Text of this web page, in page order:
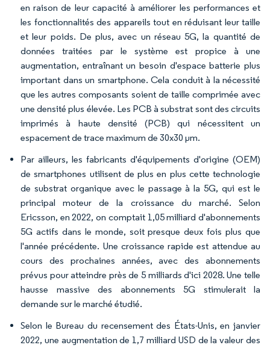
en raison de leur capacité à améliorer les performances et
les fonctionnalités des appareils tout en réduisant leur taille
et leur poids. De plus, avec un réseau 5G, la quantité de
données traitées par le système est propice à une
augmentation, entraînant un besoin d'espace batterie plus
important dans un smartphone. Cela conduit à la nécessité
que les autres composants soient de taille comprimée avec
une densité plus élevée. Les PCB à substrat sont des circuits
imprimés à haute densité (PCB) qui nécessitent un
espacement de trace maximum de 30x30 μm.
Par ailleurs, les fabricants d'équipements d'origine (OEM)
de smartphones utilisent de plus en plus cette technologie
de substrat organique avec le passage à la 5G, qui est le
principal moteur de la croissance du marché. Selon
Ericsson, en 2022, on comptait 1,05 milliard d'abonnements
5G actifs dans le monde, soit presque deux fois plus que
l'année précédente. Une croissance rapide est attendue au
cours des prochaines années, avec des abonnements
prévus pour atteindre près de 5 milliards d'ici 2028. Une telle
hausse massive des abonnements 5G stimulerait la
demande sur le marché étudié.
Selon le Bureau du recensement des États-Unis, en janvier
2022, une augmentation de 1,7 milliard USD de la valeur des